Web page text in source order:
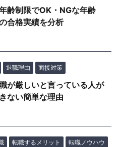
齢制限でOK・NGな年齢
合格実績を分析
退職理由 面接対策
が厳しいと言っている人が
ない簡単な理由
転職するメリット 転職ノウハウ